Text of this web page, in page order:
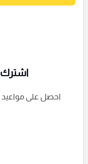
اشترك
احصل على مواعيد